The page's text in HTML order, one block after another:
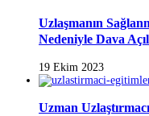
Uzlaşmanın
Nedeniyle Dava
19 Ekim 2023
Uzman